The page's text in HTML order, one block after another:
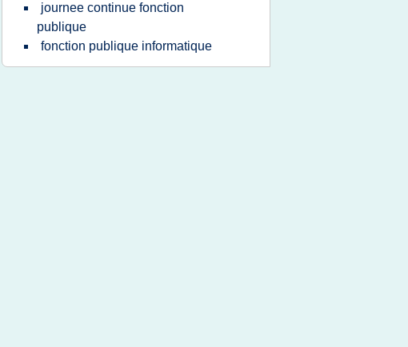
journee continue fonction
publique
fonction publique informatique